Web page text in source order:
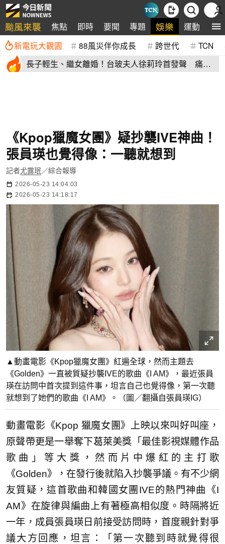
颱風來襲 焦點 即時 要聞 專題 娛樂 運動 全
新電玩大觀園 88風災伴你成長 跨世代 TCN
長子輕生、繼女離婚！台玻夫人徐莉玲首發聲 痛揭
《Kpop獵魔女團》疑抄襲IVE神曲！
張員瑛也覺得像：一聽就想到
記者尤露珉／綜合報導
2026-05-23 14:04:03
2026-05-23 14:18:17
▲動畫電影《Kpop獵魔女團》紅遍全球，然而主題去
《Golden》一直被質疑抄襲IVE的歌曲《I AM》，最近張員
瑛在訪問中首次提到這件事，坦言自己也覺得像，第一次聽
就想到了她們的歌曲《I AM》。（圖／翻攝自張員瑛IG）
動畫電影《Kpop 獵魔女團》上映以來叫好叫座，
原聲帶更是一舉奪下葛萊美獎「最佳影視媒體作品
歌曲」等大獎，然而片中爆紅的主打歌
《Golden》，在發行後就陷入抄襲爭議。有不少網
友質疑，這首歌曲和韓國女團IVE的熱門神曲《I
AM》在旋律與編曲上有著極高相似度。時隔將近
一年，成員張員瑛日前接受訪問時，首度親針對爭
議大方回應，坦言：「第一次聽到時就覺得很